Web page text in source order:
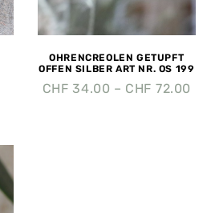
OHRENCREOLEN GETUPFT
OFFEN SILBER ART NR. OS 199
CHF 34.00 – CHF 72.00